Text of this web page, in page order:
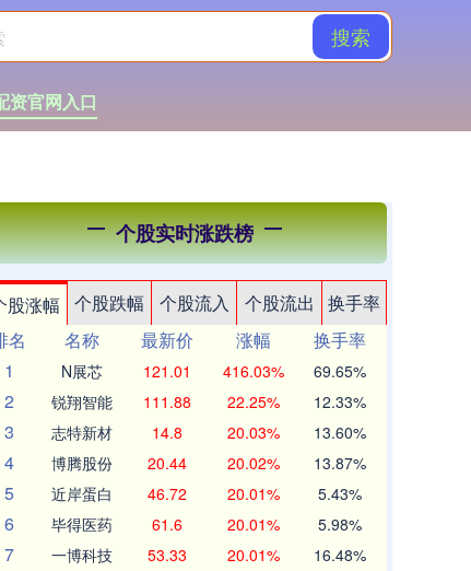
搜索
资官网入口
个股实时涨跌榜
股涨幅 个股跌幅 个股流入 个股流出
换手率
名
名称 最新价 涨幅
换手率
1
N展芯 121.01 416.03% 69.65%
2 锐翔智能 111.88 22.25% 12.33%
3 志特新材 14.8 20.03% 13.60%
4 博腾股份 20.44 20.02% 13.87%
5 近岸蛋白 46.72 20.01% 5.43%
6 毕得医药 61.6 20.01% 5.98%
7 一博科技 53.33 20.01% 16.48%